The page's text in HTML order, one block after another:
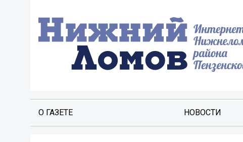
О ГАЗЕТЕ НОВОСТИ